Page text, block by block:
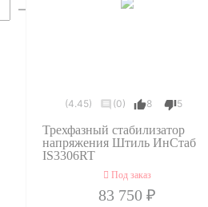
—
(4.45) (0) 8 5
Трехфазный стабилизатор
напряжения Штиль ИнСтаб
IS3306RT
Под заказ
83 750 ₽